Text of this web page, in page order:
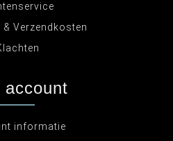
& Verzendkosten
account
informatie